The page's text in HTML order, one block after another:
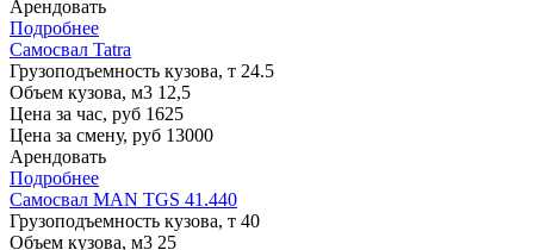
Арендовать
Подробнее
Самосвал Tatra
Грузоподъемность кузова, т 24.5
Объем кузова, м3 12,5
Цена за час, руб 1625
Цена за смену, руб 13000
Арендовать
Подробнее
Самосвал MAN TGS 41.440
Грузоподъемность кузова, т 40
Объем кузова, м3 25